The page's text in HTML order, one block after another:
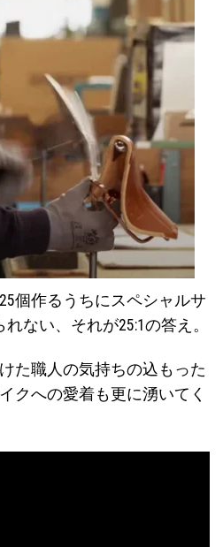
個作るうちにスペシャルサ
ない、それが25:1の答え。
た職人の気持ちの込もった
クへの愛着も更に湧いてく